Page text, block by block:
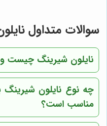
سوالات متداول
نایلون شیرینگ چیست و
چه نوع نایلون شیرینگ
مناسب است؟